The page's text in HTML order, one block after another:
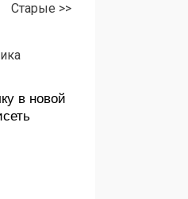
Старые >>
в новой